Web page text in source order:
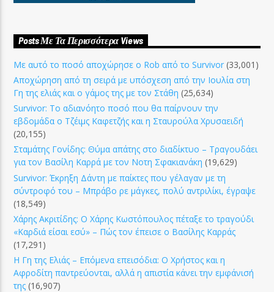
Posts Με Τα Περισσότερα Views
Με αυτό το ποσό αποχώρησε ο Rob από το Survivor (33,001)
Αποχώρηση από τη σειρά με υπόσχεση από την Ιουλία στη
Γη της ελιάς και ο γάμος της με τον Στάθη (25,634)
Survivor: Το αδιανόητο ποσό που θα παίρνουν την
εβδομάδα ο Τζέιμς Καφετζής και η Σταυρούλα Χρυσαειδή
(20,155)
Σταμάτης Γονίδης: Θύμα απάτης στο διαδίκτυο – Τραγουδάει
για τον Βασίλη Καρρά με τον Νοτη Σφακιανάκη (19,629)
Survivor: Έκρηξη Δάντη με παίκτες που γέλαγαν με τη
σύντροφό του – Μπράβο ρε μάγκες, πολύ αντριλίκι, έγραψε
(18,549)
Χάρης Ακριτίδης: Ο Χάρης Κωστόπουλος πέταξε το τραγούδι
«Καρδιά είσαι εσύ» – Πώς τον έπεισε ο Βασίλης Καρράς
(17,291)
Η Γη της Ελιάς – Επόμενα επεισόδια: Ο Χρήστος και η
Αφροδίτη παντρεύονται, αλλά η απιστία κάνει την εμφάνισή
της (16,907)